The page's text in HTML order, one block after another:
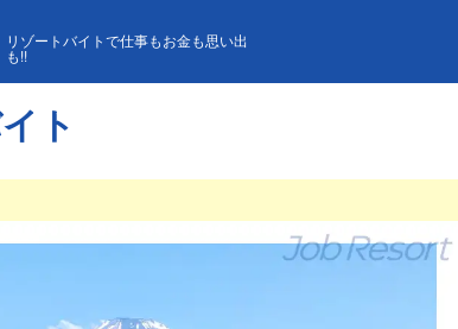
リゾートバイトで仕事もお金も思い出
も!!
ト